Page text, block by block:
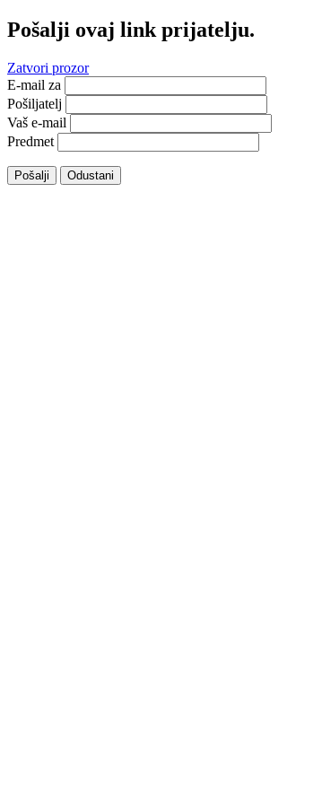
Pošalji ovaj link prijatelju.
Zatvori prozor
E-mail za
Pošiljatelj
Vaš e-mail
Predmet
Pošalji Odustani